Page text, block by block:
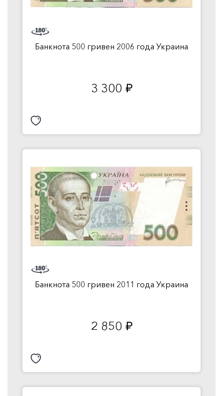
Банкнота 500 гривен 2006 года Украина
3 300 руб.
Банкнота 500 гривен 2011 года Украина
2 850 руб.